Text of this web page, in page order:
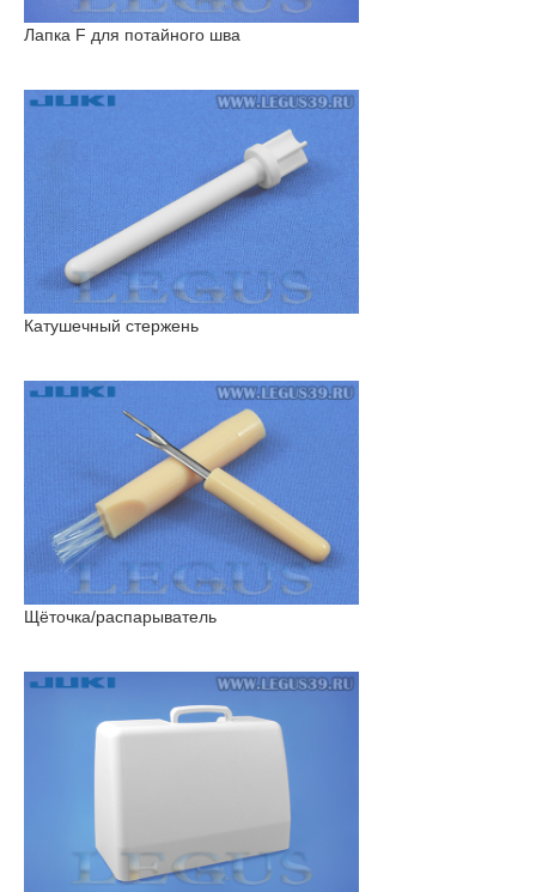
Лапка F для потайного шва
Катушечный стержень
Щёточка/распарыватель